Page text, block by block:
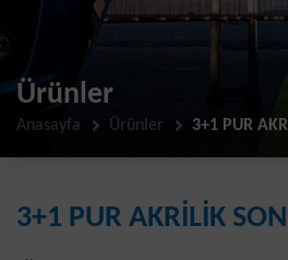
Ürünler
Anasayfa Ürünler 3+1 PUR
3+1 PUR AKRİLİK